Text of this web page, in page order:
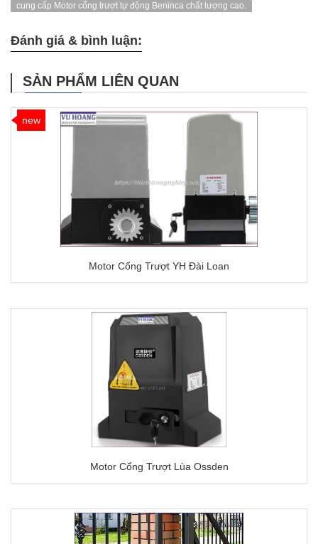
cung cấp Motor cổng trượt tự động Beninca chất lượng cao.
Đánh giá & bình luận:
SẢN PHẨM LIÊN QUAN
new
Motor Cổng Trượt YH Đài Loan
Motor Cổng Trượt Lùa Ossden